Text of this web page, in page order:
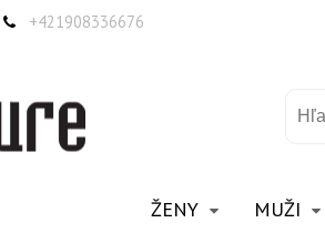
+421908336676
ŽENY
MUŽI